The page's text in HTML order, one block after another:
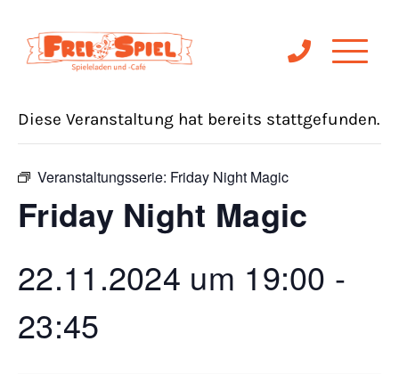
« Alle Veranstaltungen
Diese Veranstaltung hat bereits stattgefunden.
Veranstaltungsserie: Friday Night Magic
Friday Night Magic
22.11.2024 um 19:00 -
23:45